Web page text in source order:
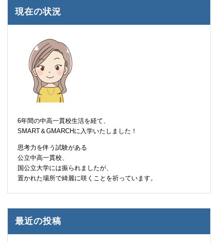
現在の状況
6年間の中高一貫校生活を経て、
SMART＆GMARCHに入学いたしました！
思考力を伴う試験がある
公立中高一貫校、
国公立大学には振られましたが、
置かれた場所で綺麗に咲くことを祈っています。
最近の投稿